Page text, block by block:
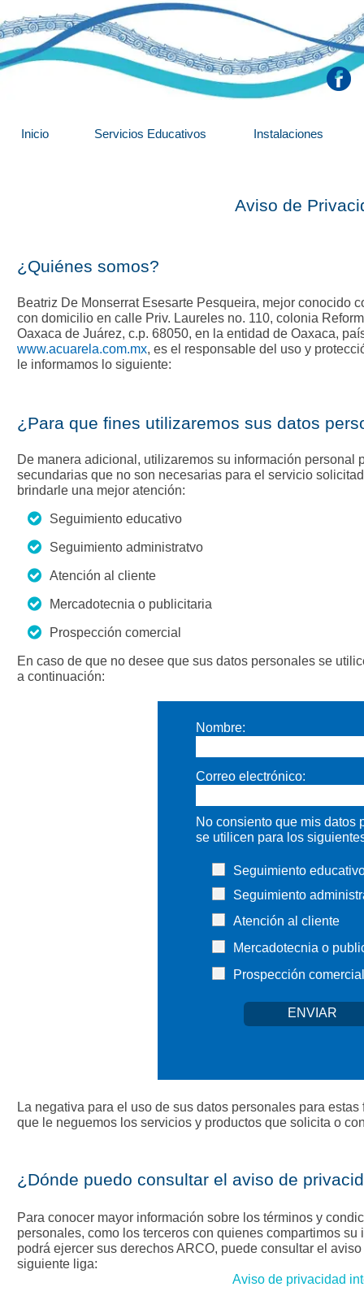
Inicio Servicios Educativos Instalaciones
Aviso de
¿Quiénes somos?
Beatriz De Monserrat Esesarte Pesqueira, mejor conocido
con domicilio en calle Priv. Laureles no. 110, colonia
Oaxaca de Juárez, c.p. 68050, en la entidad de Oaxaca,
www.acuarela.com.mx, es el responsable del uso y
le informamos lo siguiente:
¿Para que fines utilizaremos sus datos
De manera adicional, utilizaremos su información personal
secundarias que no son necesarias para el servicio
brindarle una mejor atención:
Seguimiento educativo
Seguimiento administratvo
Atención al cliente
Mercadotecnia o publicitaria
Prospección comercial
En caso de que no desee que sus datos personales se
a continuación:
Nombre:
Correo electrónico:
ENVIAR
No consiento que mis datos
se utilicen para los
Seguimiento
Seguimiento
Atención al cliente
Mercadotecnia o
Prospección comercial
La negativa para el uso de sus datos personales para
que le neguemos los servicios y productos que solicita o
¿Dónde puedo consultar el aviso de
Para conocer mayor información sobre los términos y
personales, como los terceros con quienes compartimos
podrá ejercer sus derechos ARCO, puede consultar el
siguiente liga:
Aviso de privacidad